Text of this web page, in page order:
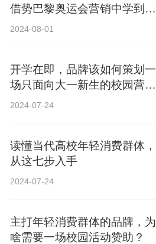
借势巴黎奥运会营销中学到什
么？
2024-08-01
开学在即，品牌该如何策划一
场只面向大一新生的校园营
销？
2024-07-24
读懂当代高校年轻消费群体，
从这七步入手
2024-07-24
主打年轻消费群体的品牌，为
啥需要一场校园活动赞助？